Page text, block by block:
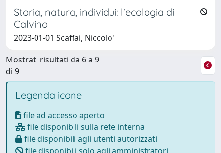
Storia, natura, individui: l'ecologia di
Calvino
2023-01-01 Scaffai, Niccolo'
Mostrati risultati da 6 a 9
di 9
Legenda icone
file ad accesso aperto
file disponibili sulla rete interna
file disponibili agli utenti autorizzati
file disponibili solo agli amministratori